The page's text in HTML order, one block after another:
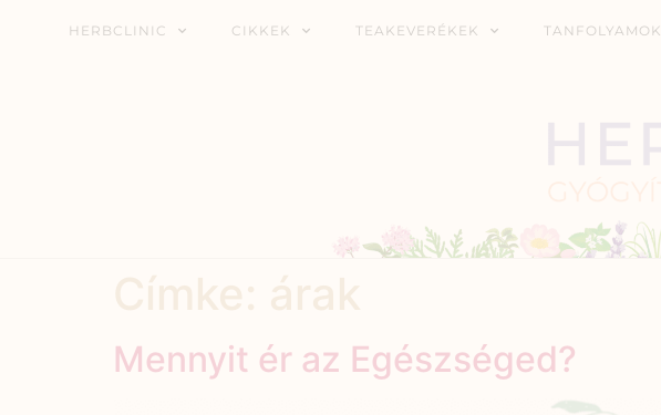
HERBCLINIC CIKKEK TEAKEVERÉKEK TANFOLYAMOK
Mennyit ér az Egészséged?